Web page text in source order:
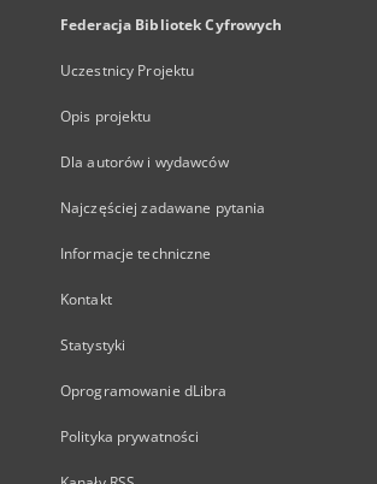
Federacja Bibliotek Cyfrowych
Uczestnicy Projektu
Opis projektu
Dla autorów i wydawców
Najczęściej zadawane pytania
Informacje techniczne
Kontakt
Statystyki
Oprogramowanie dLibra
Polityka prywatności